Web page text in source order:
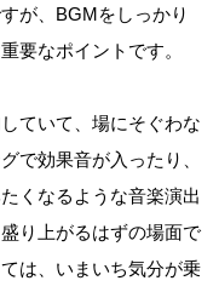
が、BGMをしっかり
要なポイントです。
ていて、場にそぐわな
で効果音が入ったり、
くなるような音楽演出
り上がるはずの場面で
は、いまいち気分が乗